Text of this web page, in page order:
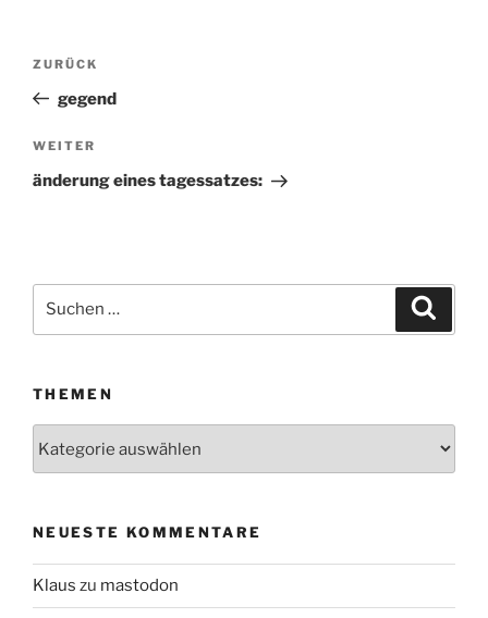
Beitragsnavigation
Vorheriger
Beitrag
ZURÜCK
gegend
Nächster
Beitrag
WEITER
änderung eines tagessatzes:
Suchen
THEMEN
NEUESTE KOMMENTARE
Klaus zu mastodon